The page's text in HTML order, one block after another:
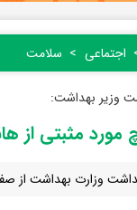
اجتماعی سلامت
وزیر بهداشت:
مورد مثبتی از
وزارت بهداشت از